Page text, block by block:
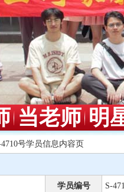
当老师 明
号学员信息内容页
学员编号 S-